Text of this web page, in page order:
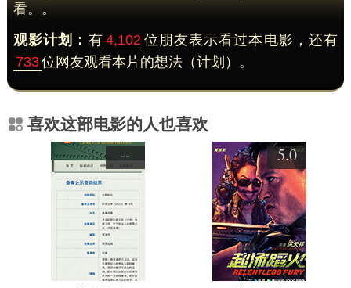
看。。
观影计划： 有 4,102 位朋友表示看过本电影，还有
733位网友观看本片的想法（计划）。
喜欢这部电影的人也喜欢
-- 5.0